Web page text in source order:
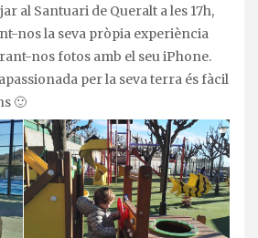
al Santuari de Queralt a les 17h,
nos la seva pròpia experiència
nos fotos amb el seu iPhone.
per la seva terra és fàcil
🙂